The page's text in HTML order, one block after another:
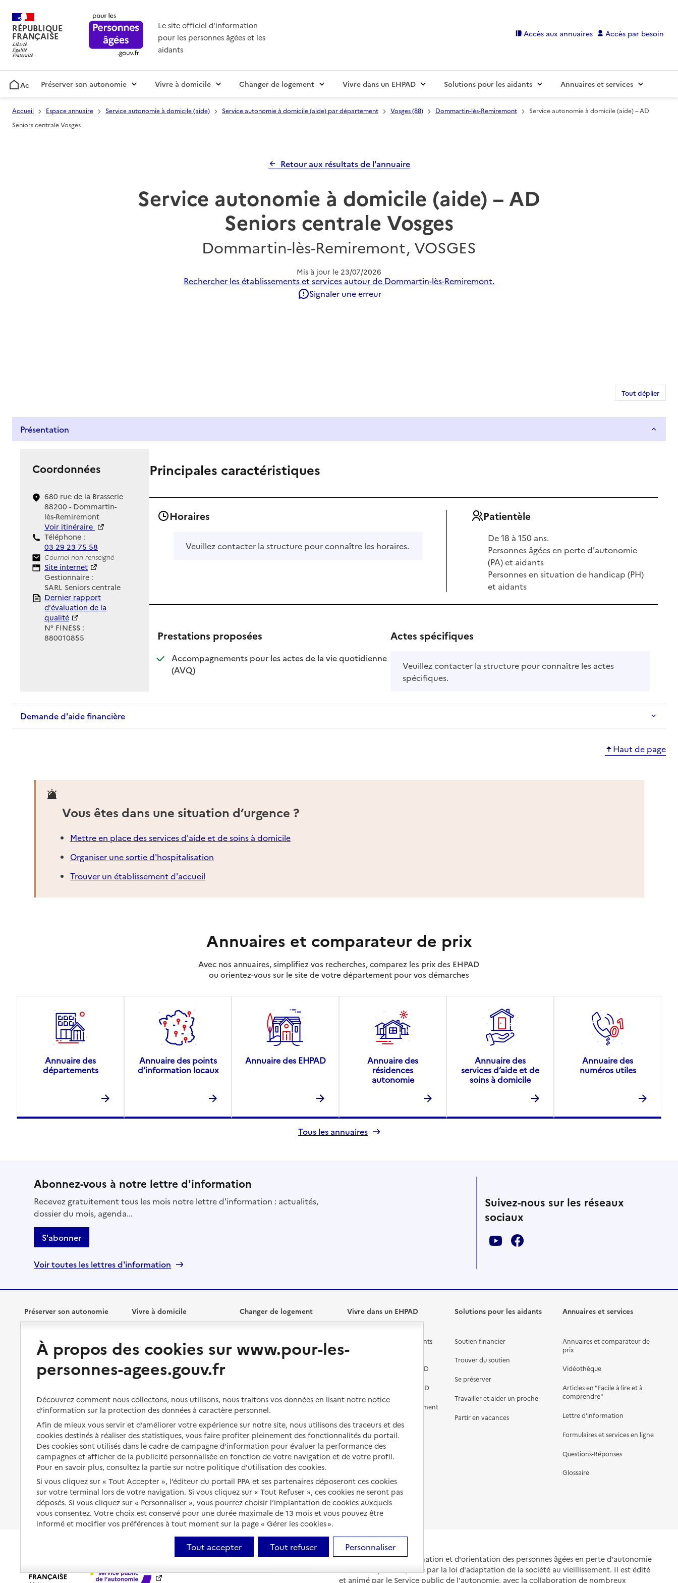
RÉPUBLIQUE
FRANÇAISE
Le site officiel d'information
pour les personnes âgées et les
aidants
Accès aux annuaires Accès par besoin
AccueilPréserver son autonomie Vivre à domicile Changer de logement Vivre dans un EHPAD Solutions pour les aidants Annuaires et services
Accueil Espace annuaire Service autonomie à domicile (aide) Service autonomie à domicile (aide) par département Vosges (88) Dommartin-lès-Remiremont
Service autonomie à domicile (aide) – AD
Seniors centrale Vosges
Retour aux résultats de l'annuaire
Service autonomie à domicile (aide) – AD
Seniors centrale Vosges
Dommartin-lès-Remiremont, VOSGES
Mis à jour le 23/07/2026
Rechercher les établissements et services autour de Dommartin-lès-Remiremont.
Signaler une erreur
Tout déplier
Présentation
Coordonnées
680 rue de la Brasserie
88200 - Dommartin-
lès-Remiremont
Voir itinéraire
Téléphone :
03 29 23 75 58
Contact
Courriel non renseigné
Site Internet
Site internet
Gestionnaire :
SARL Seniors centrale
Rapport HAS
Dernier rapport
d'évaluation de la
qualité
N° FINESS :
880010855
Principales caractéristiques
Horaires
Veuillez contacter la structure pour connaître les horaires.
Patientèle
De 18 à 150 ans.
Personnes âgées en perte d'autonomie
(PA) et aidants
Personnes en situation de handicap (PH)
et aidants
Prestations proposées
Accompagnements pour les actes de la vie quotidienne
(AVQ)
: disponible
: non disponible
Actes spécifiques
Veuillez contacter la structure pour connaître les actes
spécifiques.
Demande d'aide financière
Haut de page
Vous êtes dans une situation d’urgence ?
Mettre en place des services d'aide et de soins à domicile
Organiser une sortie d'hospitalisation
Trouver un établissement d'accueil
Annuaires et comparateur de prix
Avec nos annuaires, simplifiez vos recherches, comparez les prix des EHPAD
ou orientez-vous sur le site de votre département pour vos démarches
Annuaire des
départements
Annuaire des points
d’information locaux
Annuaire des EHPAD
Annuaire des
résidences
autonomie
Annuaire des
services d’aide et de
soins à domicile
Annuaire des
numéros utiles
Tous les annuaires
Abonnez-vous à notre lettre d'information
Recevez gratuitement tous les mois notre lettre d'information : actualités,
dossier du mois, agenda...
S'abonner
Voir toutes les lettres d'information
Suivez-nous sur les réseaux
sociaux
Préserver son autonomie
Perte d'autonomie : évaluation
et droits
Aménager son logement et
s'équiper
Préserver son autonomie et sa
santé
Organiser à l'avance sa propre
protection
Les mesures de protection
Les obligations de la famille
À qui s’adresser ?
Les politiques du grand âge
Vivre à domicile
Bénéficier d'aide à domicile
Aides financières
Solutions d'accueil temporaire
Vivre à domicile avec une
maladie ou un handicap
Être hospitalisé
Fin de vie à domicile
Changer de logement
Vivre dans une résidence avec
Vivre en accueil familial
Autres solutions de logement
Vivre dans un EHPAD
Les différents établissements
médicalisés
Préparer l'entrée en EHPAD
Aides financières en EHPAD
Prévention, accompagnement
Comprendre les prix en
EHPAD
Droits en EHPAD
Fin de vie en EHPAD
Solutions pour les aidants
Soutien financier
Trouver du soutien
Se préserver
Travailler et aider un proche
Partir en vacances
Annuaires et services
Annuaires et comparateur de
prix
Vidéothèque
Articles en "Facile à lire et à
comprendre"
Lettre d'information
Formulaires et services en ligne
Questions-Réponses
Glossaire
Portail national d'information et d'orientation des personnes âgées en perte d'autonomie
et de leurs proches, créé par la loi d'adaptation de la société au vieillissement. Il est édité
et animé par le Service public de l'autonomie, avec la collaboration de nombreux
À propos des cookies sur www.pour-les-
personnes-agees.gouv.fr
Découvrez comment nous collectons, nous utilisons, nous traitons vos données en lisant notre notice
d’information sur la protection des données à caractère personnel.
Afin de mieux vous servir et d’améliorer votre expérience sur notre site, nous utilisons des traceurs et des
cookies destinés à réaliser des statistiques, vous faire profiter pleinement des fonctionnalités du portail.
Des cookies sont utilisés dans le cadre de campagne d’information pour évaluer la performance des
campagnes et afficher de la publicité personnalisée en fonction de votre navigation et de votre profil.
Pour en savoir plus, consultez la partie sur notre politique d'utilisation des cookies.
Si vous cliquez sur « Tout Accepter », l’éditeur du portail PPA et ses partenaires déposeront ces cookies
sur votre terminal lors de votre navigation. Si vous cliquez sur « Tout Refuser », ces cookies ne seront pas
déposés. Si vous cliquez sur « Personnaliser », vous pourrez choisir l’implantation de cookies auxquels
vous consentez. Votre choix est conservé pour une durée maximale de 13 mois et vous pouvez être
informé et modifier vos préférences à tout moment sur la page « Gérer les cookies ».
Tout accepter Tout refuser Personnaliser